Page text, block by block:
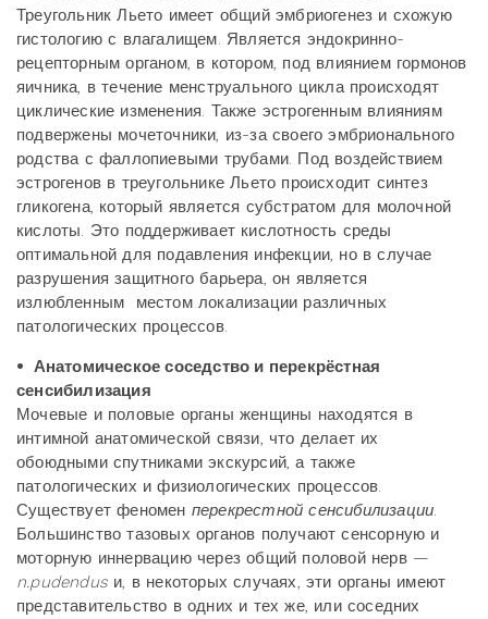
Треугольник Льето имеет общий эмбриогенез и схожую
гистологию с влагалищем. Является эндокринно-
рецепторным органом, в котором, под влиянием гормонов
яичника, в течение менструального цикла происходят
циклические изменения. Также эстрогенным влияниям
подвержены мочеточники, из-за своего эмбрионального
родства с фаллопиевыми трубами. Под воздействием
эстрогенов в треугольнике Льето происходит синтез
гликогена, который является субстратом для молочной
кислоты. Это поддерживает кислотность среды
оптимальной для подавления инфекции, но в случае
разрушения защитного барьера, он является
излюбленным местом локализации различных
патологических процессов.
• Анатомическое соседство и перекрёстная
сенсибилизация
Мочевые и половые органы женщины находятся в
интимной анатомической связи, что делает их
обоюдными спутниками экскурсий, а также
патологических и физиологических процессов.
Существует феномен перекрестной сенсибилизации.
Большинство тазовых органов получают сенсорную и
моторную иннервацию через общий половой нерв —
n.pudendus и, в некоторых случаях, эти органы имеют
представительство в одних и тех же, или соседних